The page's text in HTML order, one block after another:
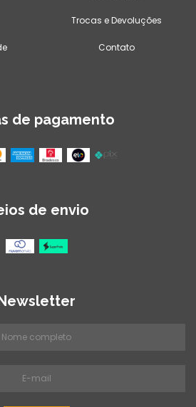
Trocas e Devoluções
Contato
de pagamento
de envio